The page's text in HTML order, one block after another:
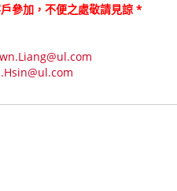
參加，不便之處敬請見諒 *